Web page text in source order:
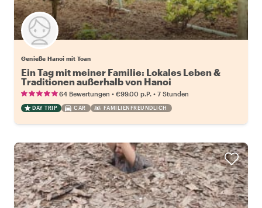
Genieße Hanoi mit Toan
Ein Tag mit meiner Familie: Lokales Leben &
Traditionen außerhalb von Hanoi
64 Bewertungen • €99.00 p.P. • 7 Stunden
DAY TRIP CAR FAMILIENFREUNDLICH